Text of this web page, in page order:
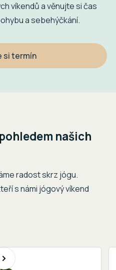
víkendů a věnujte si čas
a sebehýčkání.
si termín
našich
radost skrz jógu.
s námi jógový víkend